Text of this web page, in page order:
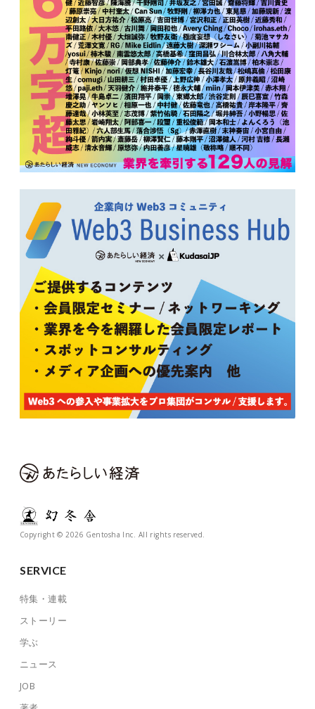
Copyright © 2026 Gentosha Inc. All rights reserved.
SERVICE
特集・連載
ストーリー
学ぶ
ニュース
JOB